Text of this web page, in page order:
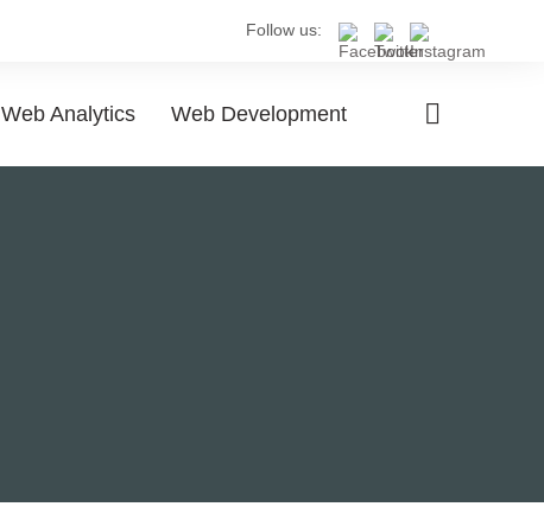
Follow us:
Web Analytics Web Development